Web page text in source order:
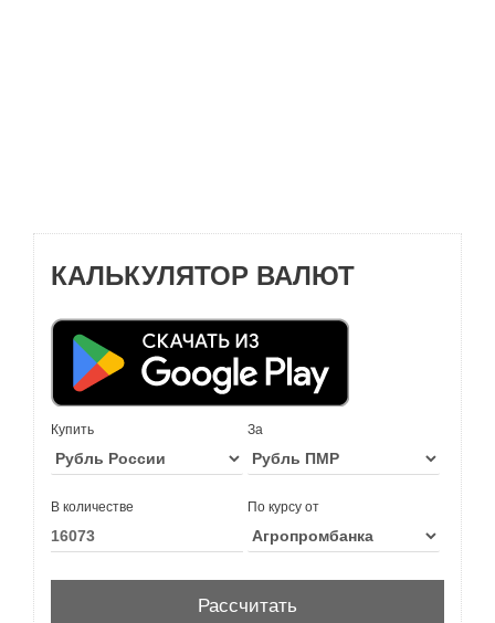
КАЛЬКУЛЯТОР ВАЛЮТ
Купить За
В количестве По курсу от